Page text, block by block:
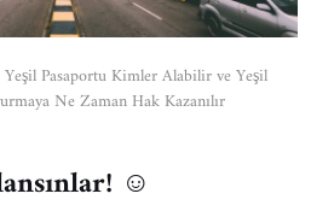
Pasaportu Kimler Alabilir ve Yeşil
Ne Zaman Hak Kazanılır
☺